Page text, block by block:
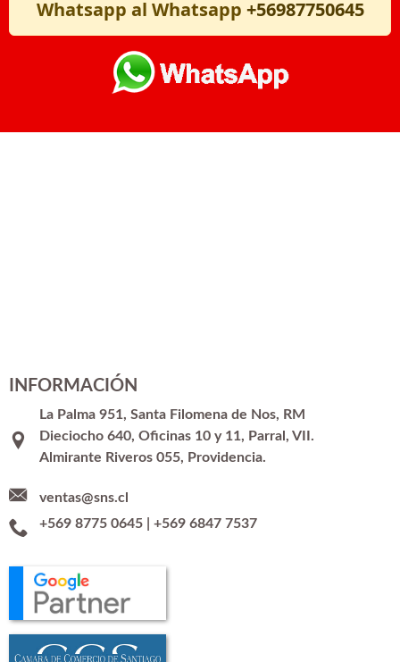
Whatsapp al Whatsapp +56987750645
INFORMACIÓN
La Palma 951, Santa Filomena de Nos, RM
Dieciocho 640, Oficinas 10 y 11, Parral, VII.
Almirante Riveros 055, Providencia.
ventas@sns.cl
+569 8775 0645| +569 6847 7537